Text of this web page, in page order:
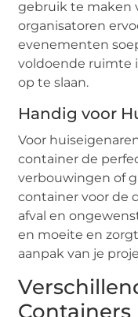
gebruik te maken
organisatoren
evenementen
voldoende ruimte
op te slaan.
Handig voor
Voor
container de
verbouwingen of
container voor de
afval en
en moeite en
aanpak van je